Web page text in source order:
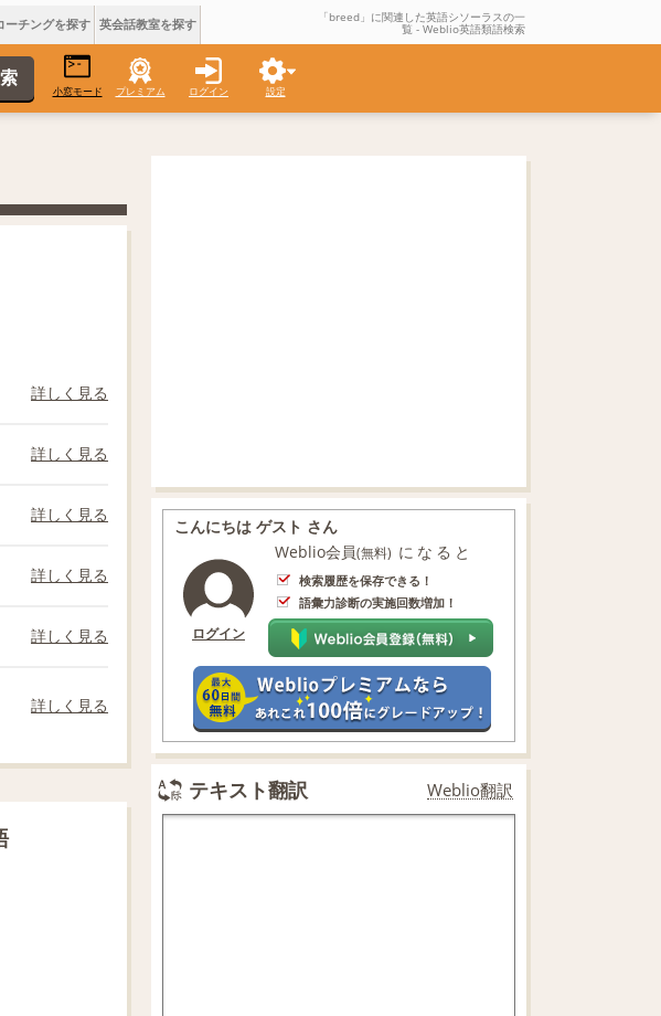
ーチングを探す 英会話教室を探す 「breed」に関連した英語シソーラスの一
覧 - Weblio英語類語検索
小窓モード プレミアム ログイン 設定
詳しく見る
詳しく見る
詳しく見る
詳しく見る
詳しく見る
詳しく見る
こんにちは ゲスト さん
ログイン
Weblio会員(無料) になると
検索履歴を保存できる！
語彙力診断の実施回数増加！
テキスト翻訳 Weblio翻訳